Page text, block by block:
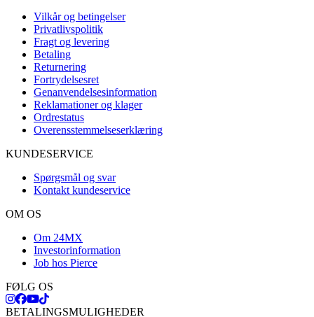
Vilkår og betingelser
Privatlivspolitik
Fragt og levering
Betaling
Returnering
Fortrydelsesret
Genanvendelsesinformation
Reklamationer og klager
Ordrestatus
Overensstemmelseserklæring
KUNDESERVICE
Spørgsmål og svar
Kontakt kundeservice
OM OS
Om 24MX
Investorinformation
Job hos Pierce
FØLG OS
BETALINGSMULIGHEDER